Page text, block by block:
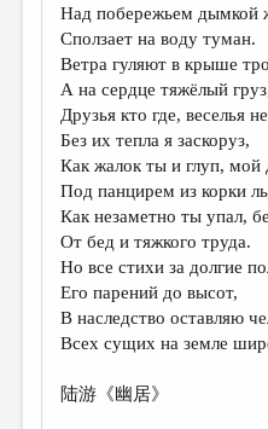
ПРАВИЛА САЙТА
ОТДЕЛЫ И РУБРИКИ
ИЗБРАННОЕ
ДАЙДЖЕСТ
ПРОИЗВЕДЕНИЯ
ПЕРЕВОДЫ
КОНКУРСЫ
ДЕТСКАЯ КОМНАТА
КНИЖНАЯ ПОЛКА
ОБЗОР ЛИТЕРАТУРЫ
Над побережьем дымкой
Сползает на воду туман.
Ветра гуляют в крыше
А на сердце тяжёлый
Друзья кто где, веселья
Без их тепла я заскоруз,
Как жалок ты и глуп,
Под панцирем из корки
Как незаметно ты упал,
От бед и тяжкого труда.
Но все стихи за долгие
Его парений до высот,
В наследство оставляю
Всех сущих на земле
陆游《幽居》